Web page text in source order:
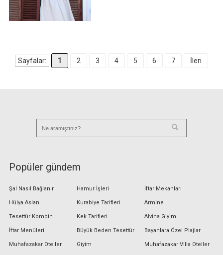
Sayfalar: 1 2 3 4 5 6 7 İleri
Popüler gündem
Şal Nasıl Bağlanır
Hülya Aslan
Tesettür Kombin
İftar Menüleri
Muhafazakar Oteller
Hamur İşleri
Kurabiye Tarifleri
Kek Tarifleri
Büyük Beden Tesettür
Giyim
İftar Mekanları
Armine
Alvina Giyim
Bayanlara Özel Plajlar
Muhafazakar Villa Oteller